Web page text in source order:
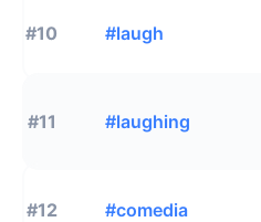
#10 #laugh
#11 #laughing
#12 #comedia